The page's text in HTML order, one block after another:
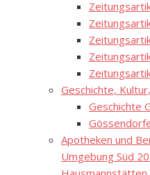
Geschichte,
Geschichte
Apotheken und
Umgebung Süd